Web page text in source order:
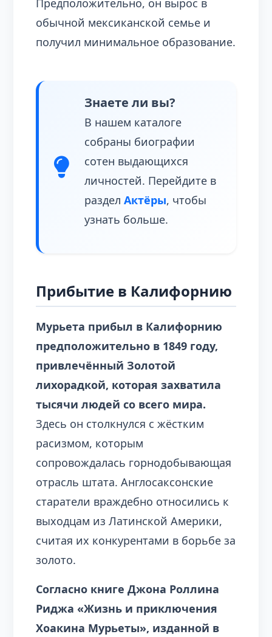
Предположительно, он вырос в
обычной мексиканской семье и
получил минимальное образование.
Знаете ли вы?
В нашем каталоге
собраны биографии
сотен выдающихся
личностей. Перейдите в
разделАктёры, чтобы
узнать больше.
Прибытие в Калифорнию
Мурьета прибыл в Калифорнию
предположительно в 1849 году,
привлечённый Золотой
лихорадкой, которая захватила
тысячи людей со всего мира.
Здесь он столкнулся с жёстким
расизмом, которым
сопровождалась горнодобывающая
отрасль штата. Англосаксонские
старатели враждебно относились к
выходцам из Латинской Америки,
считая их конкурентами в борьбе за
золото.
Согласно книге Джона Роллина
Риджа «Жизнь и приключения
Хоакина Мурьеты», изданной в